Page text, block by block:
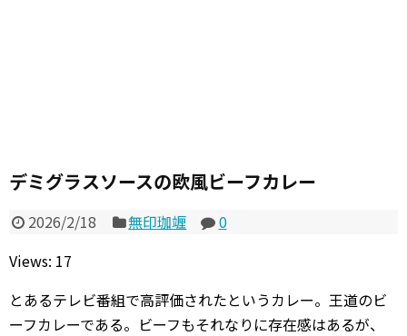
デミグラスソースの欧風ビーフカレー
2026/2/18 無印珈竰
0
Views: 17
とあるテレビ番組で高評価されたというカレー。王道のビ
ーフカレーである。ビーフもそれなりに存在感はあるが、